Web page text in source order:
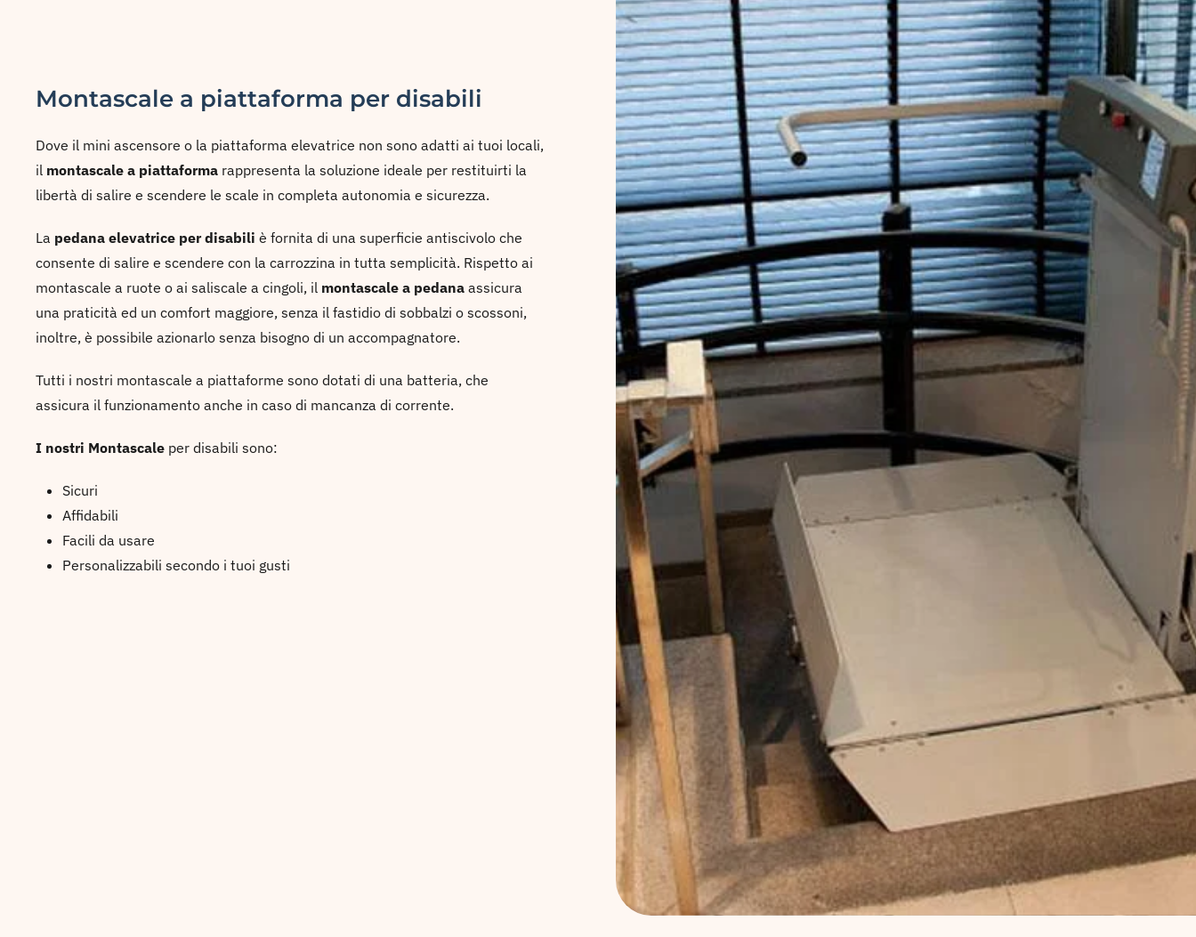
Montascale a piattaforma per disabili
Dove il mini ascensore o la piattaforma elevatrice non sono adatti ai tuoi locali,
il montascale a piattaforma rappresenta la soluzione ideale per restituirti la
libertà di salire e scendere le scale in completa autonomia e sicurezza.
La pedana elevatrice per disabili è fornita di una superficie antiscivolo che
consente di salire e scendere con la carrozzina in tutta semplicità. Rispetto ai
montascale a ruote o ai saliscale a cingoli, il montascale a pedana assicura
una praticità ed un comfort maggiore, senza il fastidio di sobbalzi o scossoni,
inoltre, è possibile azionarlo senza bisogno di un accompagnatore.
Tutti i nostri montascale a piattaforme sono dotati di una batteria, che
assicura il funzionamento anche in caso di mancanza di corrente.
I nostri Montascale per disabili sono:
Sicuri
Affidabili
Facili da usare
Personalizzabili secondo i tuoi gusti